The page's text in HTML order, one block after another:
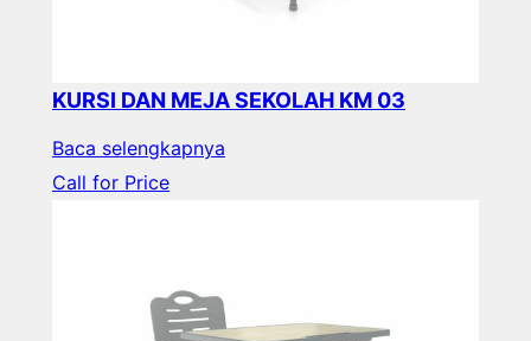
KURSI DAN MEJA SEKOLAH KM 03
Baca selengkapnya
Call for Price